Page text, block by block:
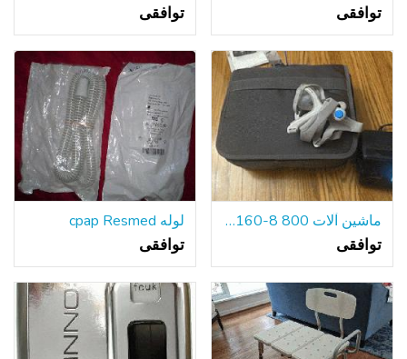
توافقی توافقی
ماشین آلات CPAP $160-8 800
توافقی
لوله cpap Resmed
توافقی